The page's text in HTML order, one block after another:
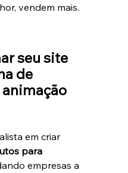
vendem mais.
seu site
de
em criar
para
empresas a